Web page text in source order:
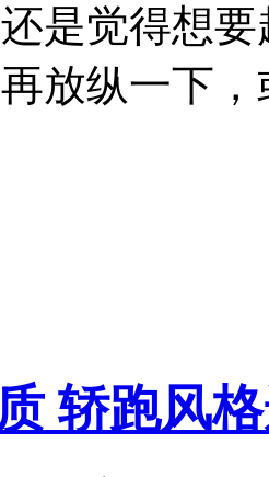
是觉得想
放纵一下，
轿跑风